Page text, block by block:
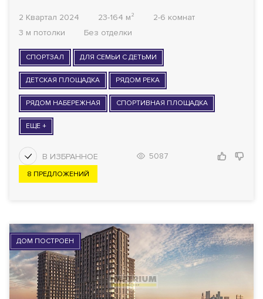
2 Квартал 2024 23-164 м²
2-6 комнат
3 м потолки
Без отделки
СПОРТЗАЛ ДЛЯ СЕМЬИ С ДЕТЬМИ
ДЕТСКАЯ ПЛОЩАДКА РЯДОМ РЕКА
РЯДОМ НАБЕРЕЖНАЯ СПОРТИВНАЯ ПЛОЩАДКА
ЕЩЕ +
5087
8 ПРЕДЛОЖЕНИЙ
ДОМ ПОСТРОЕН